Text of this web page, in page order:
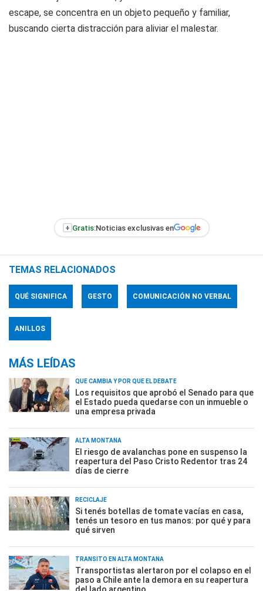
escape, se concentra en un objeto pequeño y familiar,
buscando cierta distracción para aliviar el malestar.
+ Gratis:Noticias exclusivas en
TEMAS RELACIONADOS
QUÉ SIGNIFICA GESTO COMUNICACIÓN NO VERBAL
ANILLOS
MÁS LEÍDAS
QUÉ CAMBIA Y POR QUÉ EL DEBATE
Los requisitos que aprobó el Senado para que
el Estado pueda quedarse con un inmueble o
una empresa privada
ALTA MONTAÑA
El riesgo de avalanchas pone en suspenso la
reapertura del Paso Cristo Redentor tras 24
días de cierre
RECICLAJE
Si tenés botellas de tomate vacías en casa,
tenés un tesoro en tus manos: por qué y para
qué sirven
TRÁNSITO EN ALTA MONTAÑA
Transportistas alertaron por el colapso en el
paso a Chile ante la demora en su reapertura